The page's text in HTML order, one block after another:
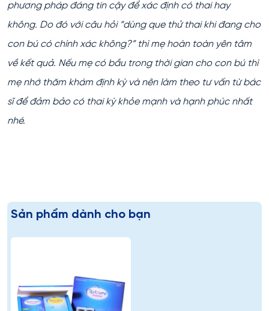
phương pháp đáng tin cậy để xác định có thai hay
không. Do đó với câu hỏi “dùng que thử thai khi đang cho
con bú có chính xác không?” thì mẹ hoàn toàn yên tâm
về kết quả. Nếu mẹ có bầu trong thời gian cho con bú thì
mẹ nhớ thăm khám định kỳ và nên làm theo tư vấn từ bác
sĩ để đảm bảo có thai kỳ khỏe mạnh và hạnh phúc nhất
nhé.
Sản phẩm dành cho bạn